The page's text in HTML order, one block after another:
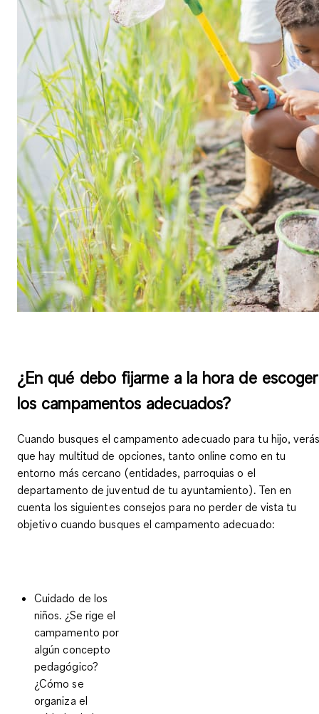
¿En qué debo fijarme a la hora de escoger
los campamentos adecuados?
Cuando busques el campamento adecuado para tu hijo,
que hay multitud de opciones, tanto online como en tu
entorno más cercano (entidades, parroquias o el
departamento de juventud de tu ayuntamiento). Ten en
cuenta los siguientes consejos para no perder de vista tu
objetivo cuando busques elcampamento adecuado:
Cuidado de los
niños. ¿Se rige el
campamento por
algún concepto
pedagógico?
¿Cómo se
organiza el